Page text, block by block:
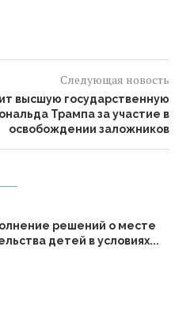
Следующая новость
высшую государственную
Трампа за участие в
освобождении заложников
решений о месте
детей в условиях...